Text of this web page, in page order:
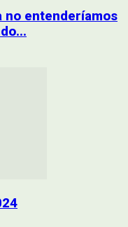
no entenderíamos